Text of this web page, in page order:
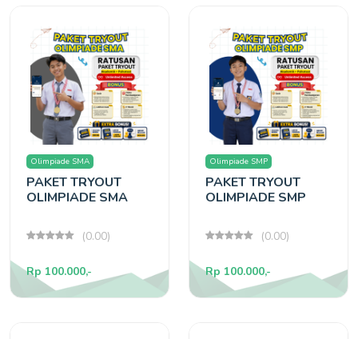
Olimpiade SMA
PAKET TRYOUT
OLIMPIADE SMA
(0.00)
Rp 100.000,-
Olimpiade SMP
PAKET TRYOUT
OLIMPIADE SMP
(0.00)
Rp 100.000,-